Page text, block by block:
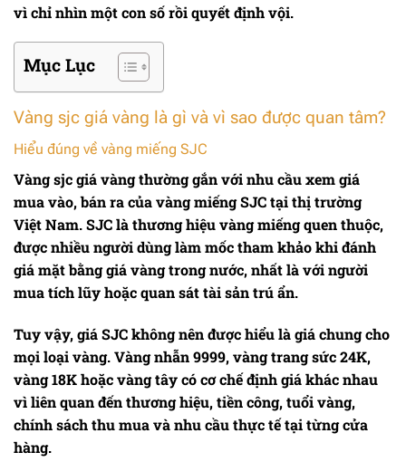
vì chỉ nhìn một con số rồi quyết định vội.
Mục Lục
Vàng sjc giá vàng là gì và vì sao được quan tâm?
Hiểu đúng về vàng miếng SJC
Vàng sjc giá vàngthường gắn với nhu cầu xem giá
mua vào, bán ra của vàng miếng SJC tại thị trường
Việt Nam. SJC là thương hiệu vàng miếng quen thuộc,
được nhiều người dùng làm mốc tham khảo khi đánh
giá mặt bằng giá vàng trong nước, nhất là với người
mua tích lũy hoặc quan sát tài sản trú ẩn.
Tuy vậy, giá SJC không nên được hiểu là giá chung cho
mọi loại vàng. Vàng nhẫn 9999, vàng trang sức 24K,
vàng 18K hoặc vàng tây có cơ chế định giá khác nhau
vì liên quan đến thương hiệu, tiền công, tuổi vàng,
chính sách thu mua và nhu cầu thực tế tại từng cửa
hàng.